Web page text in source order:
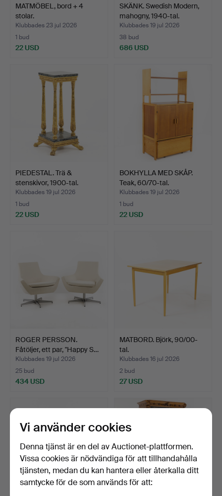
MATMÖBEL, bord + 4
stolar.
Klubbades 23 jul 2026
1 bud
22 USD
SKÄNK. Swedish Modern,
mahogny, 1940-tal.
Klubbades 19 jul 2026
38 bud
686 USD
PIEDESTAL. Trä &
stenskivor, 1900-tal.
Klubbades 19 jul 2026
1 bud
22 USD
BOKHYLLA MED SKÅP.
Teak, 60/70-tal.
Klubbades 19 jul 2026
1 bud
22 USD
ROGER PERSSON.
Fåtöljer, ett par, "Happy S…
Klubbades 19 jul 2026
25 bud
434 USD
MATBORD. Björk, 90/00-
tal.
Klubbades 16 jul 2026
2 bud
27 USD
Vi använder cookies
Denna tjänst är en del av Auctionet-plattformen.
Vissa cookies är nödvändiga för att tillhandahålla
tjänsten, medan du kan hantera eller återkalla ditt
samtycke för de som används för att: